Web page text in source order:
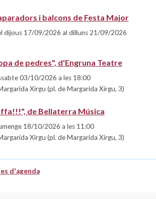
i balcons de Festa Major
dijous 17/09/2026 al dilluns 21/09/2026
de pedres", d'Engruna Teatre
03/10/2026 a les 18:00
Xirgu (pl. de Margarida Xirgu, 3)
de Bellaterra Música
18/10/2026 a les 11:00
Xirgu (pl. de Margarida Xirgu, 3)
d'agenda